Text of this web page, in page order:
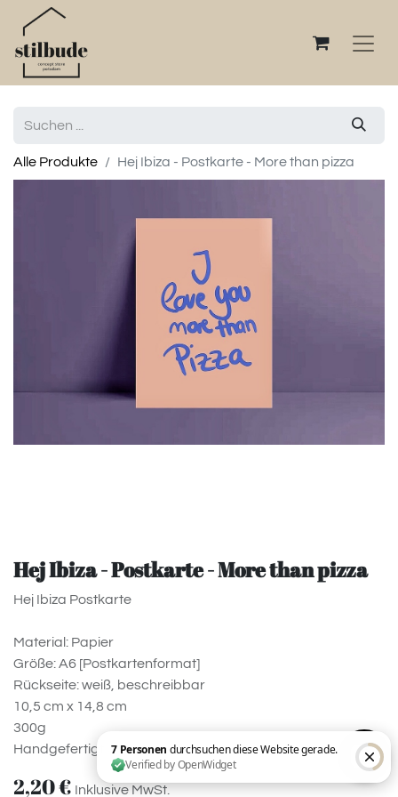
Alle Produkte Hej Ibiza - Postkarte - More than pizza
Hej Ibiza - Postkarte - More than pizza
Hej Ibiza Postkarte
Material: Papier
Größe: A6 [Postkartenformat]
Rückseite: weiß, beschreibbar
10,5 cm x 14,8 cm
300g
Handgefertigt
2,20€ Inklusive MwSt.